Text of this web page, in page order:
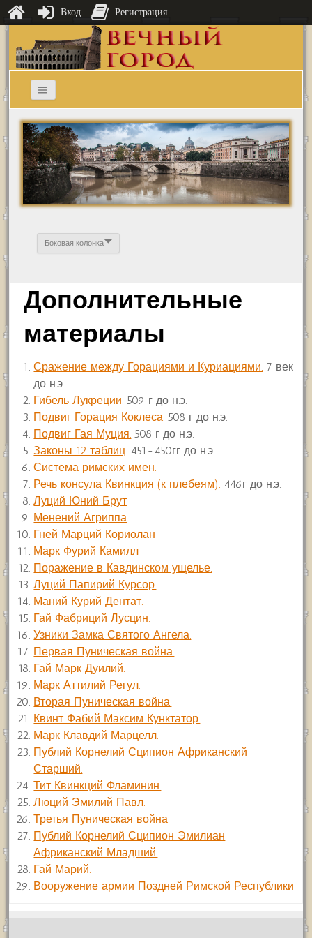
Боковая колонка
Дополнительные
материалы
Сражение между Горациями и Куриациями. 7 век
до н.э.
Гибель Лукреции. 509 г до н.э.
Подвиг Горация Коклеса. 508 г до н.э.
Подвиг Гая Муция. 508 г до н.э.
Законы 12 таблиц. 451-450гг до н.э.
Система римских имен.
Речь консула Квинкция (к плебеям). 446г до н.э.
Луций Юний Брут
Менений Агриппа
Гней Марций Кориолан
Марк Фурий Камилл
Поражение в Кавдинском ущелье.
Луций Папирий Курсор.
Маний Курий Дентат.
Гай Фабриций Лусцин.
Узники Замка Святого Ангела.
Первая Пуническая война.
Гай Марк Дуилий.
Марк Аттилий Регул.
Вторая Пуническая война.
Квинт Фабий Максим Кунктатор.
Марк Клавдий Марцелл.
Публий Корнелий Сципион Африканский
Старший.
Тит Квинкций Фламинин.
Люций Эмилий Павл.
Третья Пуническая война.
Публий Корнелий Сципион Эмилиан
Африканский Младший.
Гай Марий.
Вооружение армии Поздней Римской Республики
Вход Регистрация